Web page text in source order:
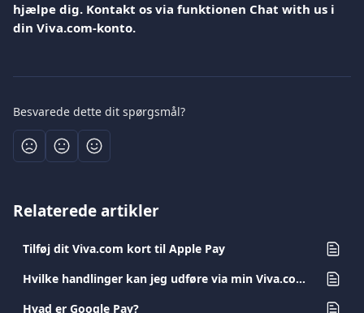
hjælpe dig. Kontakt os via funktionen Chat with us i
din Viva.com-konto.
Besvarede dette dit spørgsmål?
Relaterede artikler
Tilføj dit Viva.com kort til Apple Pay
Hvilke handlinger kan jeg udføre via min Viva.com-app?
Hvad er Google Pay?